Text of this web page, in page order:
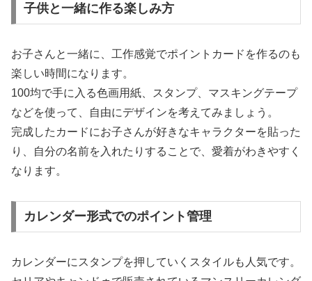
子供と一緒に作る楽しみ方
お子さんと一緒に、工作感覚でポイントカードを作るのも
楽しい時間になります。
100均で手に入る色画用紙、スタンプ、マスキングテープ
などを使って、自由にデザインを考えてみましょう。
完成したカードにお子さんが好きなキャラクターを貼った
り、自分の名前を入れたりすることで、愛着がわきやすく
なります。
カレンダー形式でのポイント管理
カレンダーにスタンプを押していくスタイルも人気です。